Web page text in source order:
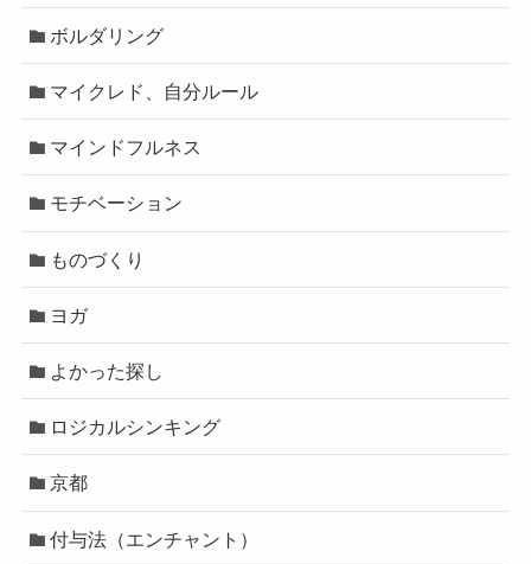
ボルダリング
マイクレド、自分ルール
マインドフルネス
モチベーション
ものづくり
ヨガ
よかった探し
ロジカルシンキング
京都
付与法（エンチャント）